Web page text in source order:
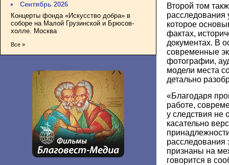
Сентябрь 2026
Концерты фонда «Искусство добра» в
соборе на Малой Грузинской и Брюсов-
холле. Москва
Все »
Второй том
расследования
которое
фактах,
документах. В
современные
фотографии,
модели места
детально
«Благодаря
работе,
у следствия не
касательно
расследования
признаны на
говорится в